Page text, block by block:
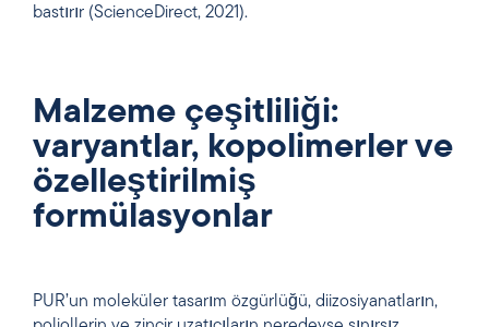
bastırır (ScienceDirect, 2021).
Malzeme çeşitliliği:
varyantlar, kopolimerler ve
özelleştirilmiş
formülasyonlar
PUR’un moleküler tasarım özgürlüğü, diizosiyanatların,